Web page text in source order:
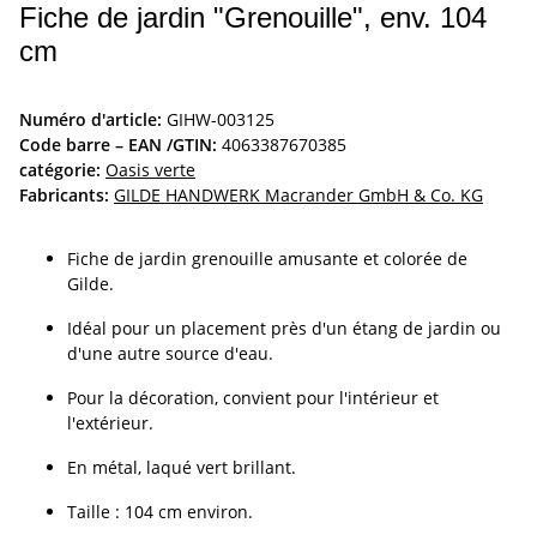
Fiche de jardin "Grenouille", env. 104
cm
Numéro d'article: GIHW-003125
Code barre – EAN /GTIN: 4063387670385
catégorie: Oasis verte
Fabricants: GILDE HANDWERK Macrander GmbH & Co. KG
Fiche de jardin grenouille amusante et colorée de
Gilde.
Idéal pour un placement près d'un étang de jardin ou
d'une autre source d'eau.
Pour la décoration, convient pour l'intérieur et
l'extérieur.
En métal, laqué vert brillant.
Taille : 104 cm environ.